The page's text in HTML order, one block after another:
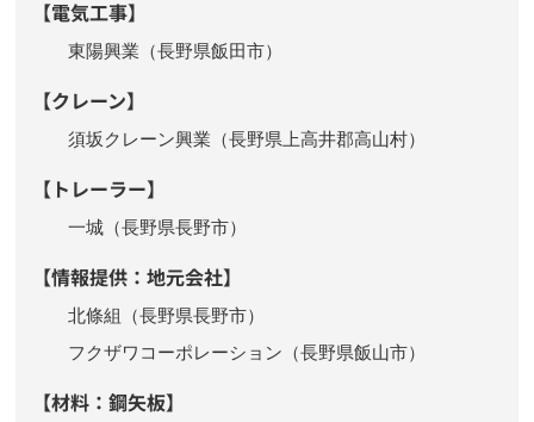
【電気工事】
東陽興業（長野県飯田市）
【クレーン】
須坂クレーン興業（長野県上高井郡高山村）
【トレーラー】
一城（長野県長野市）
【情報提供：地元会社】
北條組（長野県長野市）
フクザワコーポレーション（長野県飯山市）
【材料：鋼矢板】